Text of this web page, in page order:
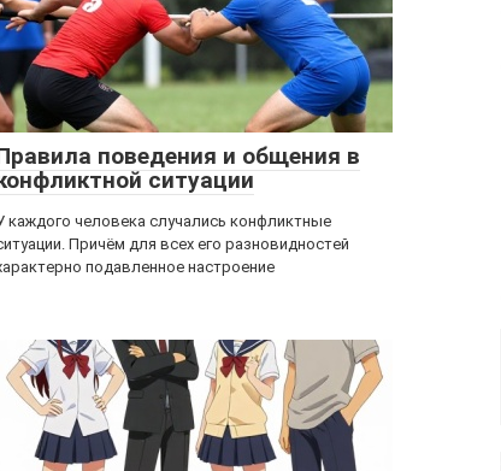
поведения и общения в
ситуации
каждого человека случались конфликтные
Причём для всех его разновидностей
подавленное настроение